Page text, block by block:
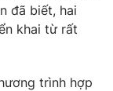
đã biết, hai
khai từ rất
trình hợp